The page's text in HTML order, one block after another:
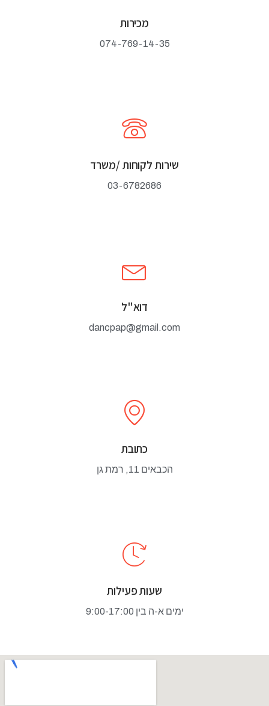
מכירות
074-769-14-35
שירות לקוחות /משרד
03-6782686
דוא"ל
dancpap@gmail.com
כתובת
הכבאים 11, רמת גן
שעות פעילות
ימים א-ה בין 9:00-17:00